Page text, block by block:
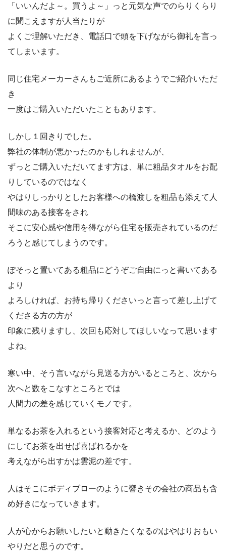
「いいんだよ～。買うよ～」っと元気な声でのらりくらり
に聞こえますが人当たりが
よくご理解いただき、電話口で頭を下げながら御礼を言っ
てしまいます。
同じ住宅メーカーさんもご近所にあるようでご紹介いただ
き
一度はご購入いただいたこともあります。
しかし１回きりでした。
弊社の体制が悪かったのかもしれませんが、
ずっとご購入いただいてます方は、単に粗品タオルをお配
りしているのではなく
やはりしっかりとしたお客様への橋渡しを粗品も添えて人
間味のある接客をされ
そこに安心感や信用を得ながら住宅を販売されているのだ
ろうと感じてしまうのです。
ぽそっと置いてある粗品にどうぞご自由にっと書いてある
より
よろしければ、お持ち帰りくださいっと言って差し上げて
くださる方の方が
印象に残りますし、次回も応対してほしいなって思います
よね。
寒い中、そう言いながら見送る方がいるところと、次から
次へと数をこなすところとでは
人間力の差を感じていくモノです。
単なるお茶を入れるという接客対応と考えるか、どのよう
にしてお茶を出せば喜ばれるかを
考えながら出すかは雲泥の差です。
人はそこにボディブローのように響きその会社の商品も含
め好きになっていきます。
人が心からお願いしたいと動きたくなるのはやはりおもい
やりだと思うのです。